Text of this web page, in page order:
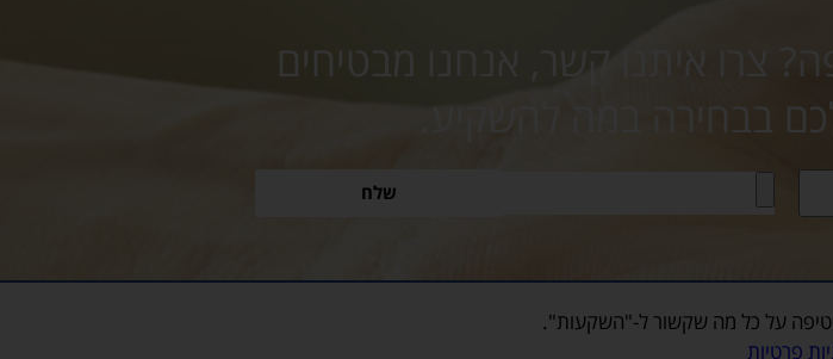
צרו איתנו קשר, אנחנו מבטיחים
בבחירה במה להשקיע.
שלח
על כל מה שקשור ל-"השקעות".
פרטיות